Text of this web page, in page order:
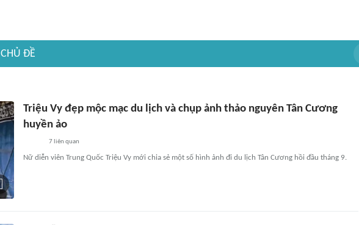
CHỦ ĐỀ
Triệu Vy đẹp mộc mạc du lịch và chụp ảnh thảo nguyên Tân Cương
huyền ảo
7 liên quan
Nữ diễn viên Trung Quốc Triệu Vy mới chia sẻ một số hình ảnh đi du lịch Tân Cương hồi đầu tháng 9.